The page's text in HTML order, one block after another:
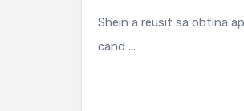
Shein a reusit sa obtina
cand ...